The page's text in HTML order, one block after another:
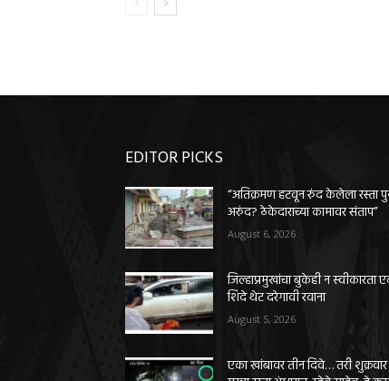
EDITOR PICKS
“अतिक्रमण हटवून रुंद केलेला रस्ता
अरुंद? ठेकेदाराच्या कामावर संताप”
August 6, 2026
जिल्हाप्रमुखांचा बुकेही न स्वीकारता
शिंदे थेट दरेगावी रवाना
August 5, 2026
एका खांबावर तीन दिवे… तरी